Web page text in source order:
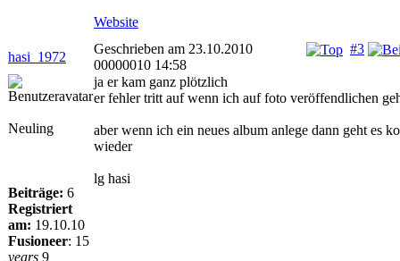
Website
hasi_1972
#3
Geschrieben am 23.10.2010
00000010 14:58
Neuling
Beiträge: 6
Registriert
am: 19.10.10
Fusioneer: 15
years 9
ja er kam ganz plötzlich
er fehler tritt auf wenn ich auf foto veröffendlichen
aber wenn ich ein neues album anlege dann geht es
wieder
lg hasi